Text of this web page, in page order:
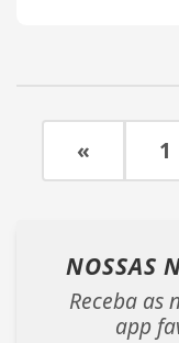
« 1
NOSSAS
Receba as
app